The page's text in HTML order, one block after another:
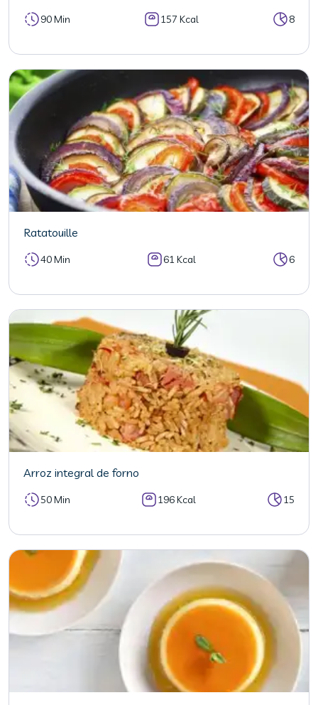
90 Min 157 Kcal 8
Ratatouille
40 Min 61 Kcal 6
Arroz integral de forno
50 Min 196 Kcal 15